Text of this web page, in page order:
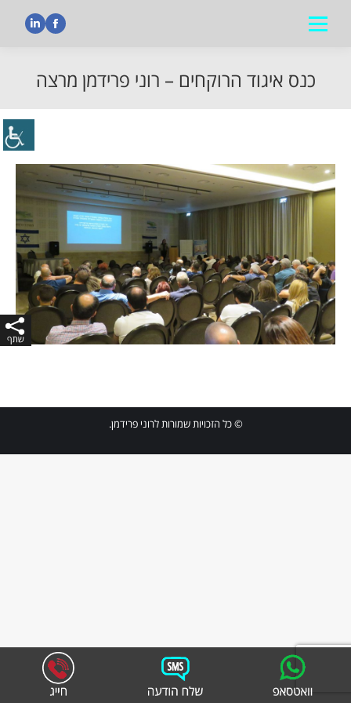
כנס איגוד הרוקחים – רוני פרידמן מרצה
© כל הזכויות שמורות לרוני פרידמן.